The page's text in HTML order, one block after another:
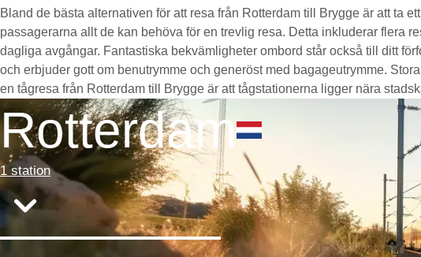
Bland de bästa alternativen för att resa från Rotterdam till Brygge är att ta
passagerarna allt de kan behöva för en trevlig resa. Detta inkluderar flera
dagliga avgångar. Fantastiska bekvämligheter ombord står också till ditt
och erbjuder gott om benutrymme och generöst med bagageutrymme.
en tågresa från Rotterdam till Brygge är att tågstationerna ligger nära
Rotterdam
1 station